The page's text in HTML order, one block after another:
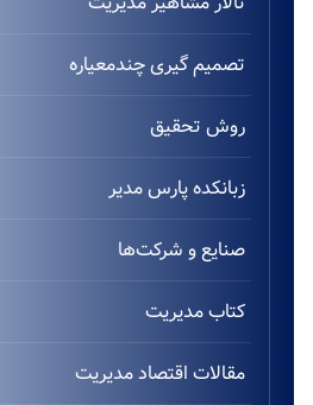
تصمیم گیری چندمعیاره
روش تحقیق
زبانکده پارس مدیر
صنایع و شرکت‌ها
کتاب مدیریت
مقالات اقتصاد مدیریت